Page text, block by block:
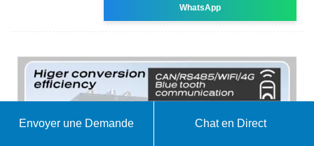
WhatsApp
Envoyer une Demande Chat en Direct